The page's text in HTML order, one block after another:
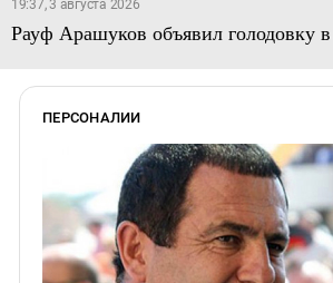
19:37, 3 августа 2026
Рауф Арашуков объявил голодовку
ПЕРСОНАЛИИ